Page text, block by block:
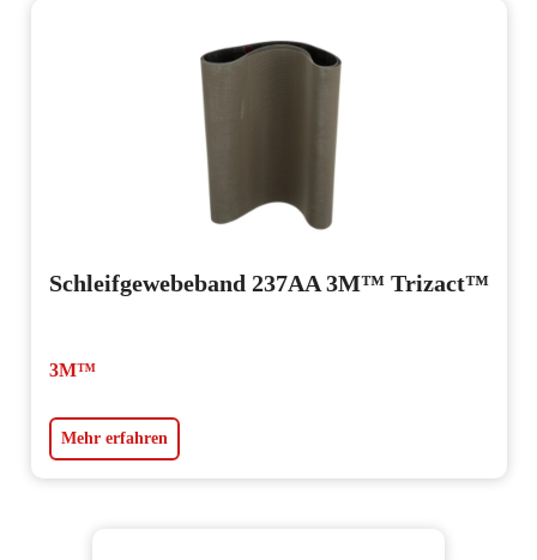
Schleifgewebeband 237AA 3M™ Trizact™
3M™
Mehr erfahren